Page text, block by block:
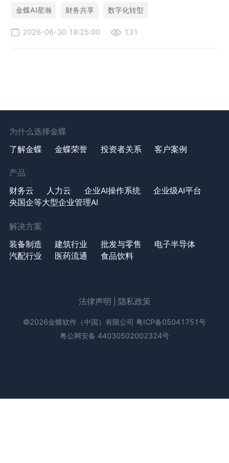
集团企业合规落地财务共享中心。
金蝶AI星瀚 财务共享 数字化转型
2026-06-30 19:25:00 131
为什么选择金蝶
了解金蝶
金蝶荣誉 投资者关系 客户案例
产品
财务云
人力云 企业AI操作系统
企业级AI平台
央国企等大型企业管理AI
解决方案
装备制造
建筑行业 批发与零售
电子半导体
汽配行业
医药流通 食品饮料
法律声明 隐私政策
©2026金蝶软件（中国）有限公司 粤ICP备05041751号
粤公网安备 44030502002324号